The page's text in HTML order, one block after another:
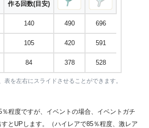
作る回数(目安)
140 490 696
105 420 591
84 378 528
を左右にスライドさせることができます。
程度ですが、イベントの場合、イベントガチ
とUPします。（ハイレアで85％程度、激レア